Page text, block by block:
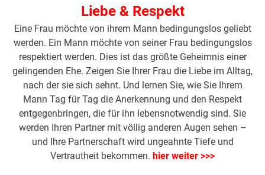
Liebe & Respekt
Eine Frau möchte von ihrem Mann bedingungslos geliebt
werden. Ein Mann möchte von seiner Frau bedingungslos
respektiert werden. Dies ist das größte Geheimnis einer
gelingenden Ehe. Zeigen Sie Ihrer Frau die Liebe im Alltag,
nach der sie sich sehnt. Und lernen Sie, wie Sie Ihrem
Mann Tag für Tag die Anerkennung und den Respekt
entgegenbringen, die für ihn lebensnotwendig sind. Sie
werden Ihren Partner mit völlig anderen Augen sehen –
und Ihre Partnerschaft wird ungeahnte Tiefe und
Vertrautheit bekommen. hier weiter >>>